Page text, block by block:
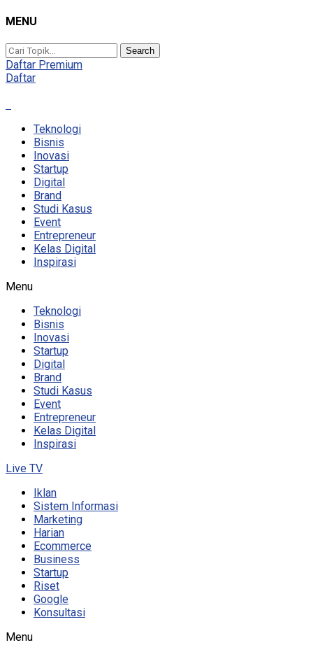
MENU
Search
Daftar Premium
Daftar
Teknologi
Bisnis
Inovasi
Startup
Digital
Brand
Studi Kasus
Event
Entrepreneur
Kelas Digital
Inspirasi
Menu
Teknologi
Bisnis
Inovasi
Startup
Digital
Brand
Studi Kasus
Event
Entrepreneur
Kelas Digital
Inspirasi
Live TV
Iklan
Sistem Informasi
Marketing
Harian
Ecommerce
Business
Startup
Riset
Google
Konsultasi
Menu